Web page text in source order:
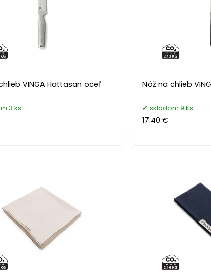
VINGA Hattasan oceľ
3 ks
Nôž na chlieb
skladom 9 ks
17.40 €